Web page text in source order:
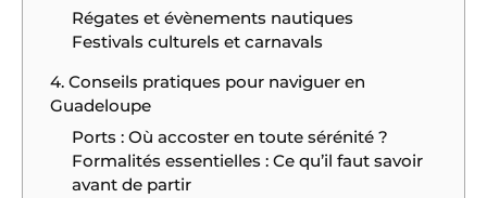
Régates et évènements nautiques
Festivals culturels et carnavals
4. Conseils pratiques pour naviguer en
Guadeloupe
Ports : Où accoster en toute sérénité ?
Formalités essentielles : Ce qu’il faut savoir
avant de partir